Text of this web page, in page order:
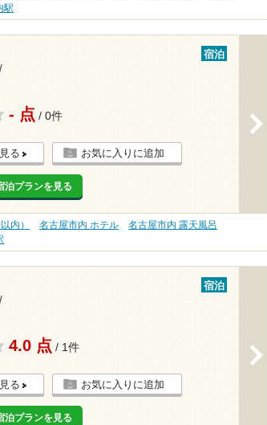
駅
/
宿泊
- 点 / 0件
る お気に入りに追加
泊プランを見る
内） 名古屋市内 ホテル
名古屋市内 露天風呂
/
宿泊
4.0 点 / 1件
る お気に入りに追加
泊プランを見る